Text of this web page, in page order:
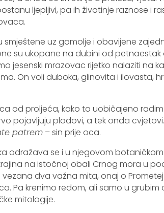
ljepljivi, pa ih životinje raznose i
uz gomolje i obavijene
su ukopane na dubini od petnaestak
jesenski mrazovac rijetko nalaziti na
On voli duboka, glinovita i ilovasta,
od proljeća, kako to uobičajeno
pojavljuju plodovi, a tek onda
patrem– sin prije oca.
odražava se i u njegovom
na istočnoj obali Crnog mora u
vezana dva važna mita, onaj o
Pa krenimo redom, ali samo u
mitologije.